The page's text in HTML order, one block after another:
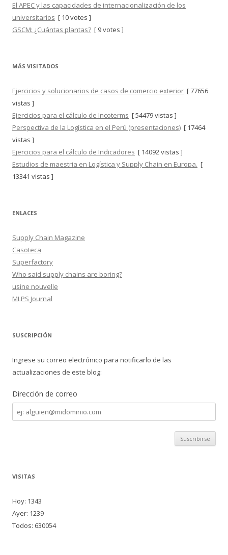
El APEC y las capacidades de internacionalización de los
universitarios [ 10 votes ]
GSCM: ¿Cuántas plantas? [ 9 votes ]
MÁS VISITADOS
Ejercicios y solucionarios de casos de comercio exterior [ 77656
vistas ]
Ejercicios para el cálculo de Incoterms [ 54479 vistas ]
Perspectiva de la Logística en el Perú (presentaciones) [ 17464
vistas ]
Ejercicios para el cálculo de Indicadores [ 14092 vistas ]
Estudios de maestria en Logística y Supply Chain en Europa. [
13341 vistas ]
ENLACES
Supply Chain Magazine
Casoteca
Superfactory
Who said supply chains are boring?
usine nouvelle
MLPS Journal
SUSCRIPCIÓN
Ingrese su correo electrónico para notificarlo de las
actualizaciones de este blog:
Dirección de correo
Dirección
de
correo
VISITAS
Hoy: 1343
Ayer: 1239
Todos: 630054